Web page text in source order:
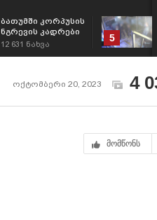
ბათუმში კორპუსის
ნგრევის კადრები
12 631 ნახვა
5
ოქტომბერი 20, 2023 4
მომწონს